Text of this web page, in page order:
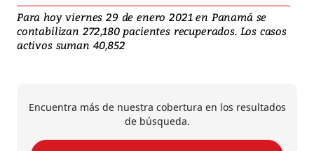
Para hoy viernes 29 de enero 2021 en Panamá se
contabilizan 272,180 pacientes recuperados. Los casos
activos suman 40,852
Encuentra más de nuestra cobertura en los resultados
de búsqueda.